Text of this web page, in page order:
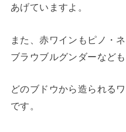
あげていますよ。
また、赤ワインもピノ・
ブラウブルグンダーなど
どのブドウから造られる
です。